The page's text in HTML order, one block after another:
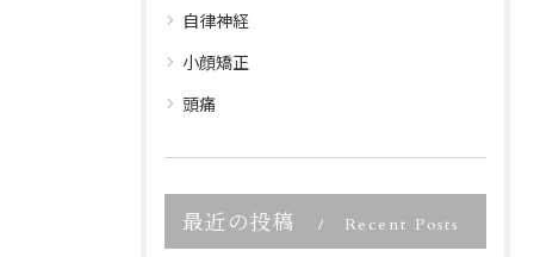
自律神経
小顔矯正
頭痛
最近の投稿 Recent Posts